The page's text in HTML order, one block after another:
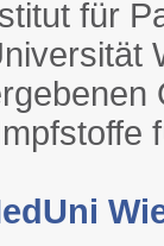
für